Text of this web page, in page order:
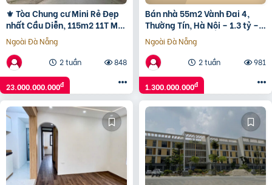
⚜️ Tòa Chung cư Mini Rẻ Đẹp
nhất Cầu Diễn, 115m2 11T MT
7m, 46 Phòng, Chỉ 23 Tỷ ⚜️
Ngoài Đà Nẵng
2 tuần
848
23.000.000.000đ
Bán nhà 55m2 Vành Đai 4,
Thường Tín, Hà Nội – 1.3 tỷ –
Sổ đỏ
Ngoài Đà Nẵng
2 tuần
981
1.300.000.000đ